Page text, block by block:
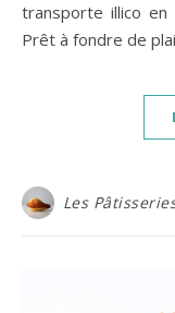
transporte illico
Prêt à fondre de
Les